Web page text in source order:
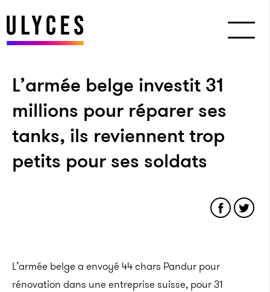
L’armée belge investit 31
millions pour réparer ses
tanks, ils reviennent trop
petits pour ses soldats
L’armée belge a envoyé 44 chars Pandur pour
rénovation dans une entreprise suisse, pour 31